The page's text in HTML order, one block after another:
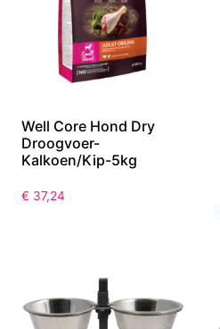
Well Core Hond Dry
Droogvoer-
Kalkoen/Kip-5kg
€ 37,24